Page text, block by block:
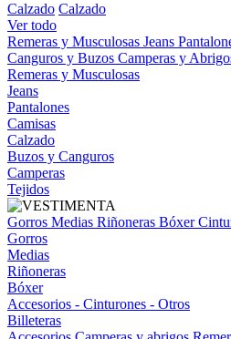
Calzado Calzado
Ver todo
Remeras y Musculosas Jeans
Canguros y Buzos Camperas y
Remeras y Musculosas
Jeans
Pantalones
Camisas
Calzado
Buzos y Canguros
Camperas
Tejidos
Gorros Medias Riñoneras Bóxer
Gorros
Medias
Riñoneras
Bóxer
Accesorios - Cinturones - Otros
Billeteras